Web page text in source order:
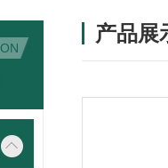
产品展